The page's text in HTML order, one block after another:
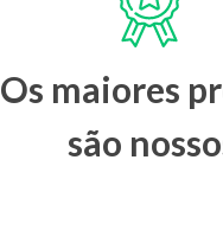
Os maiores
são